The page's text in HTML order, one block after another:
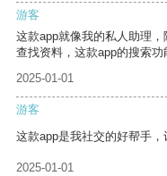
游客
这款app就像我的私人助理
查找资料，这款app的搜索功
2025-01-01
游客
这款app是我社交的好帮手，
2025-01-01